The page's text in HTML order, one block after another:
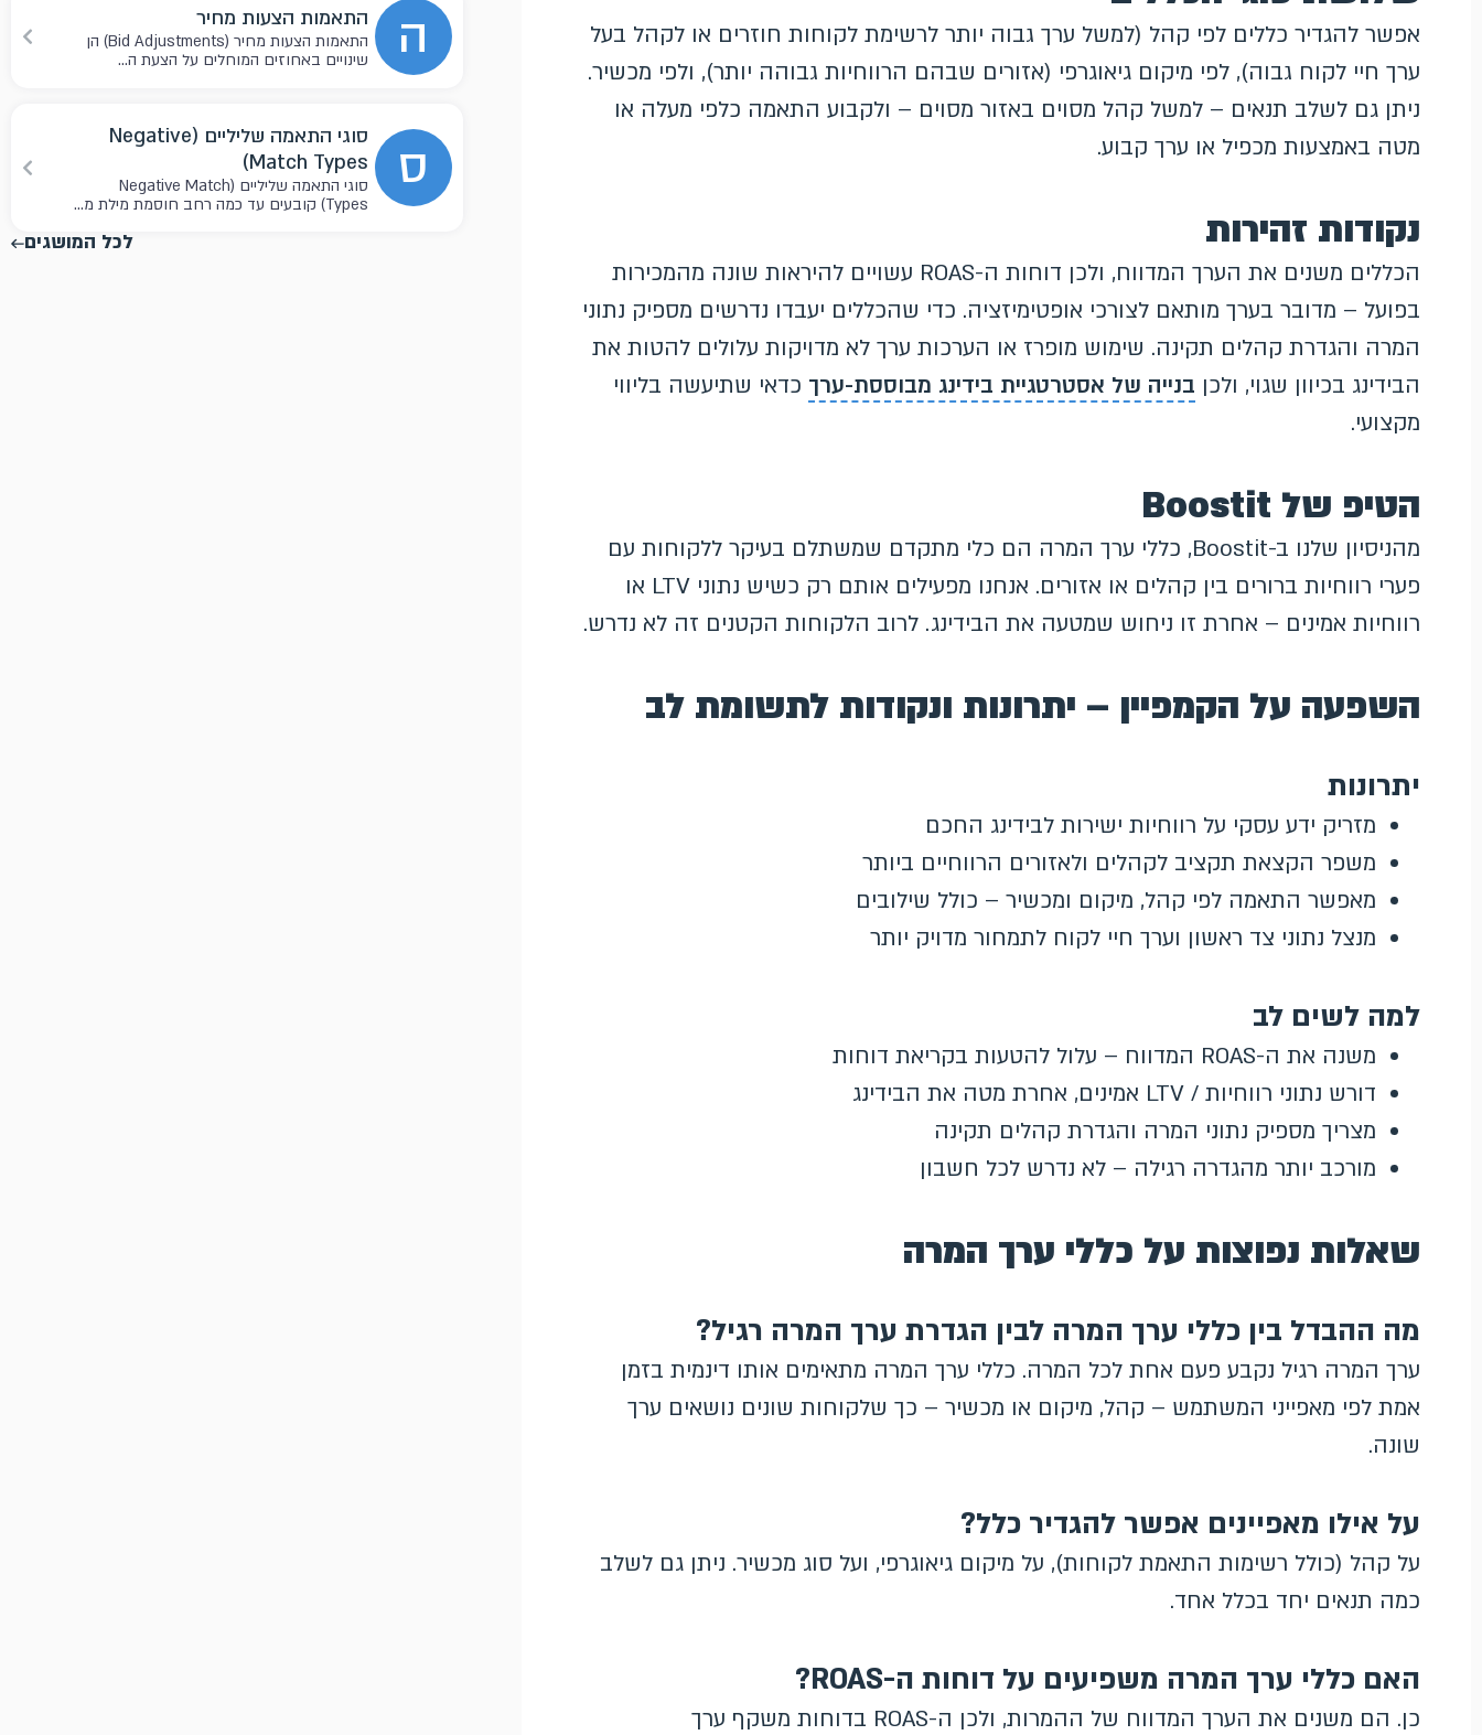
אפשר להגדיר כללים לפי קהל (למשל ערך גבוה יותר לרשימת לקוחות חוזרים או לקהל בעל
ערך חיי לקוח גבוה), לפי מיקום גיאוגרפי (אזורים שבהם הרווחיות גבוהה יותר), ולפי מכשיר.
ניתן גם לשלב תנאים – למשל קהל מסוים באזור מסוים – ולקבוע התאמה כלפי מעלה או
מטה באמצעות מכפיל או ערך קבוע.
נקודות זהירות
הכללים משנים את הערך המדווח, ולכן דוחות ה-ROAS עשויים להיראות שונה מהמכירות
בפועל – מדובר בערך מותאם לצורכי אופטימיזציה. כדי שהכללים יעבדו נדרשים מספיק נתוני
המרה והגדרת קהלים תקינה. שימוש מופרז או הערכות ערך לא מדויקות עלולים להטות את
הבידינג בכיוון שגוי, ולכן בנייה של אסטרטגיית בידינג מבוססת-ערך כדאי שתיעשה בליווי
מקצועי.
הטיפ של Boostit
מהניסיון שלנו ב-Boostit, כללי ערך המרה הם כלי מתקדם שמשתלם בעיקר ללקוחות עם
פערי רווחיות ברורים בין קהלים או אזורים. אנחנו מפעילים אותם רק כשיש נתוני LTV או
רווחיות אמינים – אחרת זו ניחוש שמטעה את הבידינג. לרוב הלקוחות הקטנים זה לא נדרש.
השפעה על הקמפיין – יתרונות ונקודות לתשומת לב
יתרונות
מזריק ידע עסקי על רווחיות ישירות לבידינג החכם
משפר הקצאת תקציב לקהלים ולאזורים הרווחיים ביותר
מאפשר התאמה לפי קהל, מיקום ומכשיר – כולל שילובים
מנצל נתוני צד ראשון וערך חיי לקוח לתמחור מדויק יותר
למה לשים לב
משנה את ה-ROAS המדווח – עלול להטעות בקריאת דוחות
דורש נתוני רווחיות / LTV אמינים, אחרת מטה את הבידינג
מצריך מספיק נתוני המרה והגדרת קהלים תקינה
מורכב יותר מהגדרה רגילה – לא נדרש לכל חשבון
שאלות נפוצות על כללי ערך המרה
מה ההבדל בין כללי ערך המרה לבין הגדרת ערך המרה רגיל?
ערך המרה רגיל נקבע פעם אחת לכל המרה. כללי ערך המרה מתאימים אותו דינמית בזמן
אמת לפי מאפייני המשתמש – קהל, מיקום או מכשיר – כך שלקוחות שונים נושאים ערך
שונה.
על אילו מאפיינים אפשר להגדיר כלל?
על קהל (כולל רשימות התאמת לקוחות), על מיקום גיאוגרפי, ועל סוג מכשיר. ניתן גם לשלב
כמה תנאים יחד בכלל אחד.
האם כללי ערך המרה משפיעים על דוחות ה-ROAS?
כן. הם משנים את הערך המדווח של ההמרות, ולכן ה-ROAS בדוחות משקף ערך
ה התאמות הצעות מחיר
התאמות הצעות מחיר (Bid Adjustments) הן
שינויים באחוזים המוחלים על הצעת ה...
ס
סוגי התאמה שליליים (Negative
Match Types)
סוגי התאמה שליליים (Negative Match
Types) קובעים עד כמה רחב חוסמת מילת מ...
לכל המושגים